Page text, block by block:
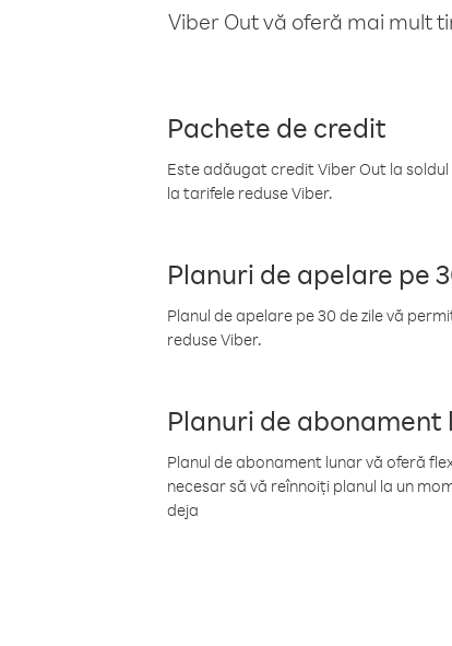
Viber Out vă oferă mai mult
Pachete de credit
Este adăugat credit Viber Out la
la tarifele reduse Viber.
Planuri de apelare pe
Planul de apelare pe 30 de zile vă
reduse Viber.
Planuri de abonament
Planul de abonament lunar vă oferă
necesar să vă reînnoiți planul la un
deja